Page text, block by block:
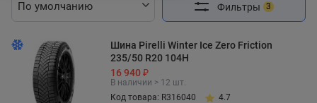
Фильтры 3
Шина Pirelli Winter Ice Zero Friction
235/50 R20 104H
16 940 ₽
В наличии > 12 шт.
Код товара: R316040
4.7